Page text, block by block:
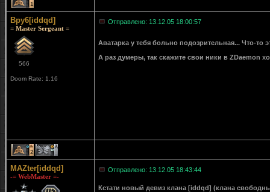
1
Bpy6[iddqd]
= Master Sergeant =
566
Doom Rate: 1.16
Отправлено: 13.12.05 18:00:57
Аватарка у тебя больно подозрительная... Что-то
А раз думеры, так скажите свои ники в ZDaemon
2 1
MAZter[iddqd]
-= WebMaster =-
Отправлено: 13.12.05 18:43:44
Кстати новый девиз клана [iddqd] (клана